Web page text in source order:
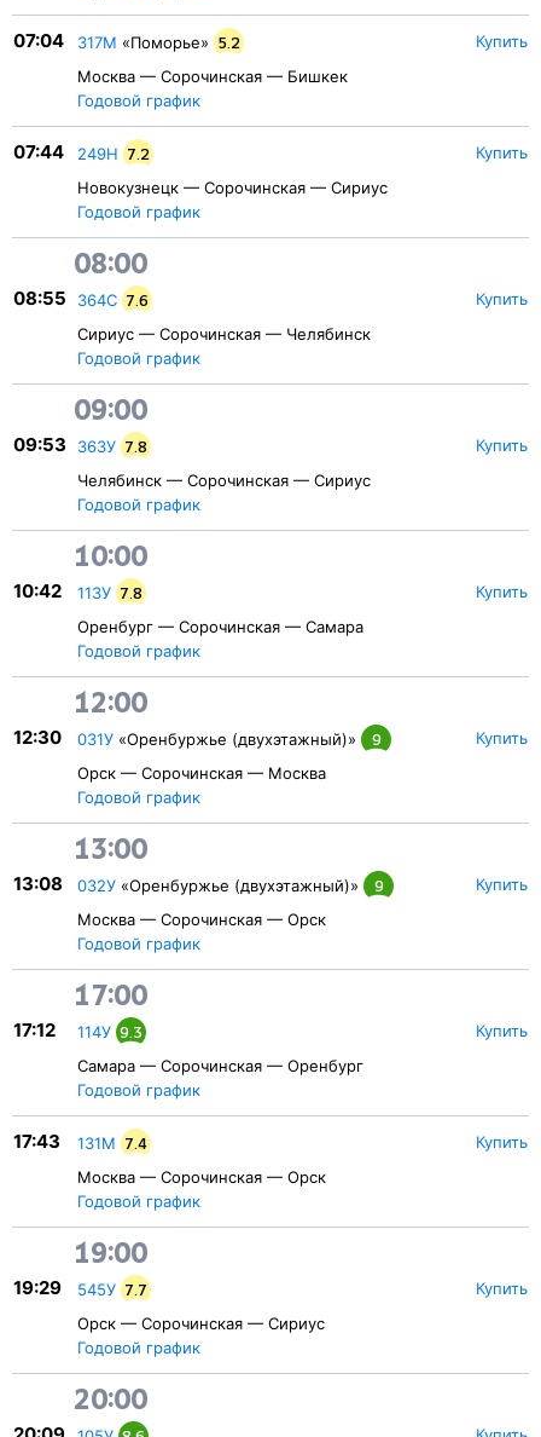
07:04 317М «Поморье» 5.2
Москва — Сорочинская — Бишкек
Годовой график
Купить
07:44 249Н 7.2
Новокузнецк — Сорочинская — Сириус
Годовой график
Купить
08:00
08:55 364С 7.6
Сириус — Сорочинская — Челябинск
Годовой график
Купить
09:00
09:53 363У 7.8
Челябинск — Сорочинская — Сириус
Годовой график
Купить
10:00
10:42 113У 7.8
Оренбург — Сорочинская — Самара
Годовой график
Купить
12:00
12:30 031У «Оренбуржье (двухэтажный)» 9
Орск — Сорочинская — Москва
Годовой график
Купить
13:00
13:08 032У «Оренбуржье (двухэтажный)» 9
Москва — Сорочинская — Орск
Годовой график
Купить
17:00
17:12 114У 9.3
Самара — Сорочинская — Оренбург
Годовой график
Купить
17:43 131М 7.4
Москва — Сорочинская — Орск
Годовой график
Купить
19:00
19:29 545У 7.7
Орск — Сорочинская — Сириус
Годовой график
Купить
20:00